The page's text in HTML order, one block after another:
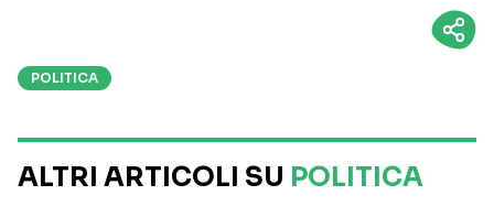
POLITICA
ALTRI ARTICOLI SU POLITICA